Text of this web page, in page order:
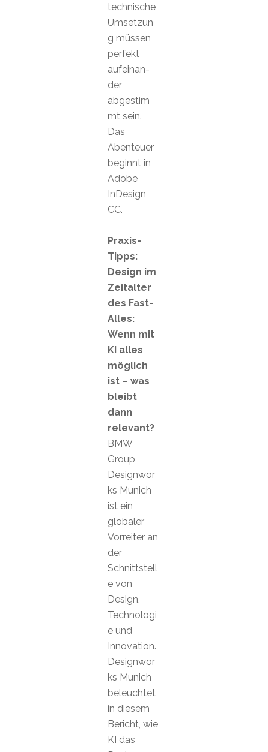
technische
Umsetzun
g müssen
perfekt
aufeinan-
der
abgestim
mt sein.
Das
Abenteuer
beginnt in
Adobe
InDesign
CC.
Praxis-
Tipps:
Design im
Zeitalter
des Fast-
Alles:
Wenn mit
KI alles
möglich
ist – was
bleibt
dann
relevant?
BMW
Group
Designwor
ks Munich
ist ein
globaler
Vorreiter an
der
Schnittstell
e von
Design,
Technologi
e und
Innovation.
Designwor
ks Munich
beleuchtet
in diesem
Bericht, wie
KI das